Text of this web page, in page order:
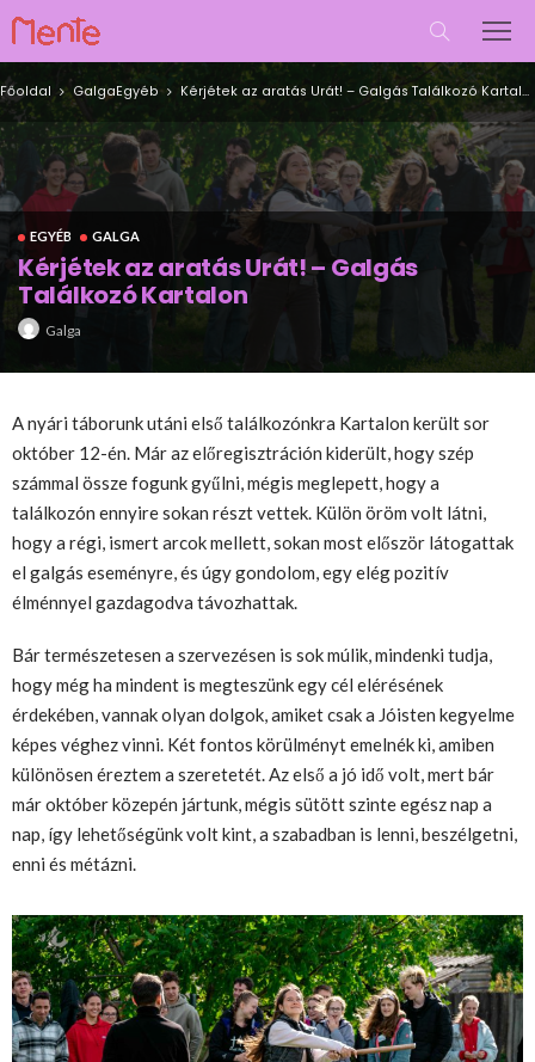
Főoldal GalgaEgyéb Kérjétek az aratás Urát! – Galgás Találkozó Kartalon
EGYÉB GALGA
Kérjétek az aratás Urát! – Galgás
Találkozó Kartalon
Galga
A nyári táborunk utáni első találkozónkra Kartalon került sor
október 12-én. Már az előregisztráción kiderült, hogy szép
számmal össze fogunk gyűlni, mégis meglepett, hogy a
találkozón ennyire sokan részt vettek. Külön öröm volt látni,
hogy a régi, ismert arcok mellett, sokan most először látogattak
el galgás eseményre, és úgy gondolom,egy elég pozitív
élménnyel gazdagodva távozhattak.
Bár természetesen a szervezésen is sok múlik, mindenki tudja,
hogy még ha mindent is megteszünk egy cél elérésének
érdekében, vannak olyan dolgok, amiket csak a Jóisten kegyelme
képes véghez vinni. Két fontos körülményt emelnék ki, amiben
különösen éreztem a szeretetét. Az első a jó idő volt, mert bár
már október közepén jártunk, mégis sütött szinte egész nap a
nap, így lehetőségünk volt kint, a szabadban is lenni, beszélgetni,
enni és métázni.